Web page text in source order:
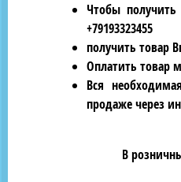
Чтобы
+79193323455
получить товар
Оплатить товар
Вся
продаже через
В